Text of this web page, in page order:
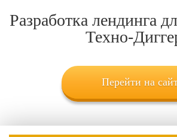
Разработка лендинга
Техно-
Перейти на